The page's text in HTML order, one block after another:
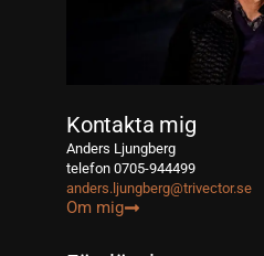
Kontakta mig
Anders Ljungberg
telefon 0705-944499
anders.ljungberg@trivector.se
Om mig